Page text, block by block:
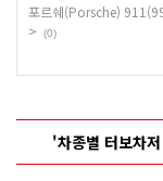
포르쉐(Porsche)
>
(0)
'차종별 터보차